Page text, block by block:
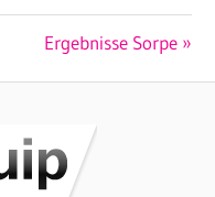
Nächster
Ergebnisse Sorpe